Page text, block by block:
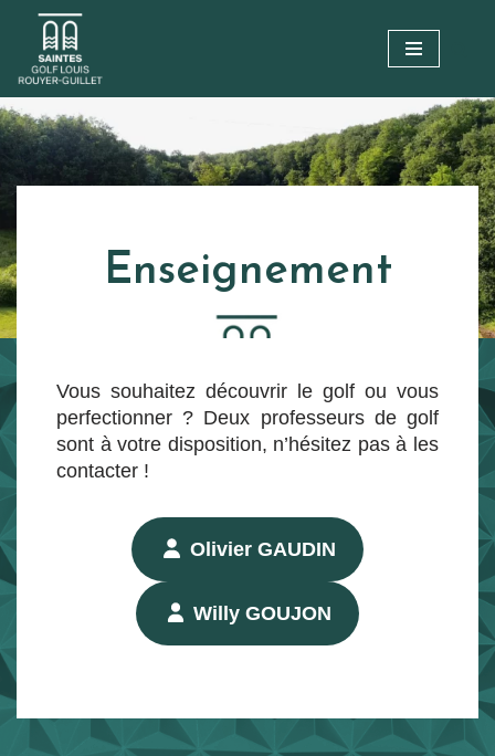
Aller
au
contenu
Enseignement
Vous souhaitez découvrir le golf ou vous
perfectionner ? Deux professeurs de golf
sont à votre disposition, n’hésitez pas à les
contacter !
Olivier GAUDIN
Willy GOUJON